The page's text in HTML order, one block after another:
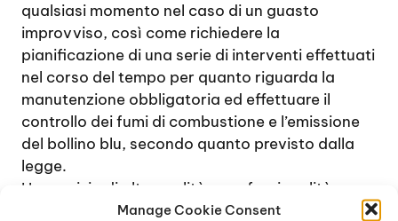
Manage Cookie Consent
qualsiasi momento nel caso di un guasto
improvviso, così come richiedere la
pianificazione di una serie di interventi effettuati
nel corso del tempo per quanto riguarda la
manutenzione obbligatoria ed effettuare il
controllo dei fumi di combustione e l’emissione
del bollino blu, secondo quanto previsto dalla
legge.
Un servizio di alta qualità e professionalità
Con una lunga esperienza nel settore